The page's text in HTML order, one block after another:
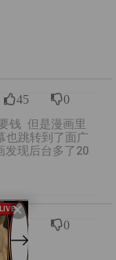
45 0
钱 但是漫画里
也跳转到了面广
发现后台多了20
10 0
×